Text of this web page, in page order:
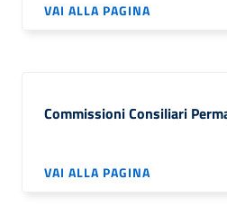
VAI ALLA PAGINA
Commissioni Consiliari
VAI ALLA PAGINA